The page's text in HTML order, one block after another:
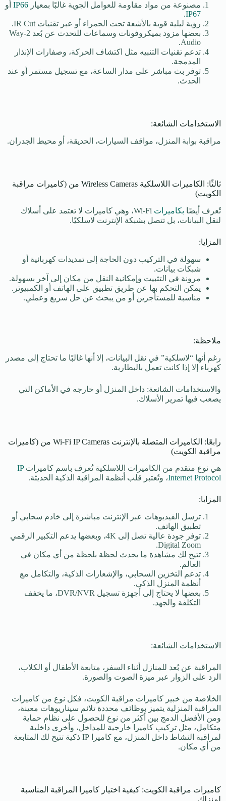
مصنوعة من مواد مقاومة للعوامل الجوية غالبًا بمعيار IP66 أو
IP67
.
رؤية ليلية قوية بالأشعة تحت الحمراء أو عبر تقنيات IR Cut.
بعضها مزود بميكروفونات وسماعات للتحدث عن بُعد 2-Way
Audio.
تدعم تقنيات التنبيه مثل اكتشاف الحركة، وصفارات الإنذار
المدمجة.
توفر بث مباشر على مدار الساعة، مع تسجيل مستمر أو عند
الحدث.
الاستخدامات الشائعة:
مراقبة بوابة المنزل، مواقف السيارات، الحديقة، أو محيط الجدران.
ثالثًا: الكاميرات اللاسلكية Wireless Cameras من (كاميرات مراقبة
الكويت)
تُعرف أيضًا بكاميرات
Wi-Fi، وهي كاميرات لا تعتمد على أسلاك
لنقل البيانات، بل تتصل بشبكة الإنترنت لاسلكيًا.
المزايا:
سهولة في التركيب دون الحاجة إلى تمديدات كهربائية أو
شبكات بيانات.
مرونة في التثبيت وإمكانية النقل من مكان إلى آخر بسهولة.
يمكن التحكم بها عن طريق تطبيق على الهاتف أو الكمبيوتر.
مناسبة للمستأجرين أو من يبحث عن حل سريع وعملي.
ملاحظة:
رغم أنها “لاسلكية” في نقل البيانات، إلا أنها غالبًا ما تحتاج إلى مصدر
كهرباء إلا إذا كانت تعمل بالبطارية.
والاستخدامات الشائعة: داخل المنزل أو خارجه في الأماكن التي
يصعب فيها تمرير الأسلاك.
رابعًا: الكاميرات المتصلة بالإنترنت Wi-Fi IP Cameras من (كاميرات
مراقبة الكويت)
هي نوع متقدم من الكاميرات اللاسلكية تُعرف باسم كاميراتIP
Internet Protocol، وتُعتبر قلب أنظمة المراقبة الذكية الحديثة.
المزايا:
ترسل الفيديوهات عبر الإنترنت مباشرة إلى خادم سحابي أو
تطبيق الهاتف.
توفر جودة عالية تصل إلى 4K، وبعضها يدعم التكبير الرقمي
Digital Zoom.
تتيح لك مشاهدة ما يحدث لحظة بلحظة من أي مكان في
العالم.
تدعم التخزين السحابي، والإشعارات الذكية، والتكامل مع
أنظمة المنزل الذكي.
بعضها لا يحتاج إلى أجهزة تسجيل DVR/NVR، ما يخفف
التكلفة والجهد.
الاستخدامات الشائعة:
المراقبة عن بُعد للمنازل أثناء السفر، متابعة الأطفال أو الكلاب،
الرد على الزوار عبر ميزة الصوت والصورة.
الخلاصة من خبير كاميرات مراقبة الكويت، فكل نوع من كاميرات
المراقبة المنزلية يتميز بوظائف محددة تلائم سيناريوهات معينة،
ومن الأفضل الدمج بين أكثر من نوع للحصول على نظام حماية
متكامل، مثل تركيب كاميرا خارجية للمداخل، وأخرى داخلية
لمراقبة النشاط داخل المنزل، مع كاميرا IP ذكية تتيح لك المتابعة
من أي مكان.
كاميرات مراقبة الكويت: كيفية اختيار كاميرا المراقبة المناسبة
لمنزلك